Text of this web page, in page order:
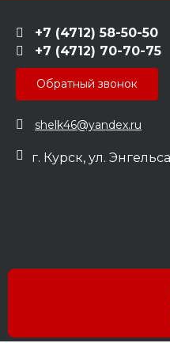
+7 (4712) 58-50-50
+7 (4712) 70-70-75
Обратный звонок
shelk46@yandex.ru
г. Курск, ул.
Copyright © 2026 РПК